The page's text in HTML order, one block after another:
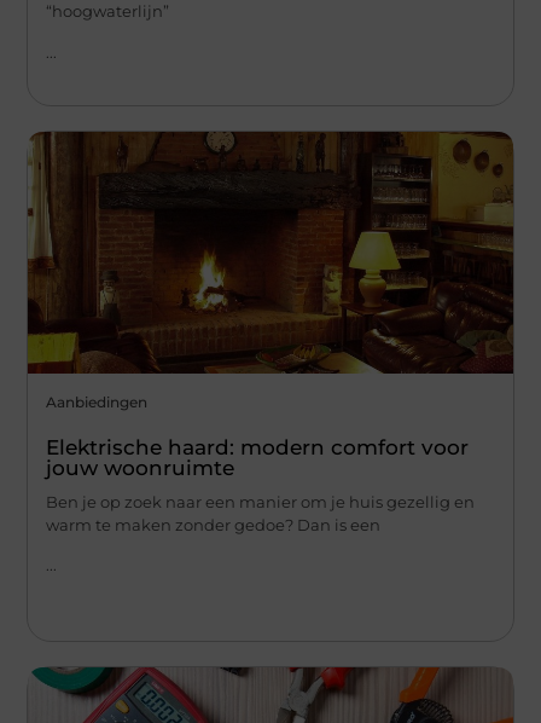
“hoogwaterlijn”
Aanbiedingen
Elektrische haard: modern comfort voor
jouw woonruimte
Ben je op zoek naar een manier om je huis gezellig en
warm te maken zonder gedoe? Dan is een